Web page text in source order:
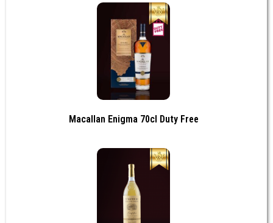
Macallan Enigma 70cl Duty Free